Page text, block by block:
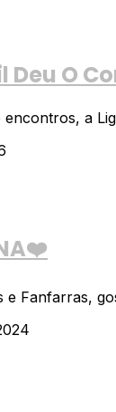
Deu O
a
e Fanfarras,